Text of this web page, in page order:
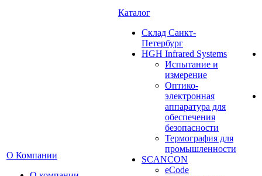
О Компании
Каталог
Cклад Санкт-
Петербург
HGH Infrared Systems
Испытание и
измерение
Оптико-
электронная
аппаратура для
обеспечения
безопасности
Термография для
промышленности
SCANCON
eCode